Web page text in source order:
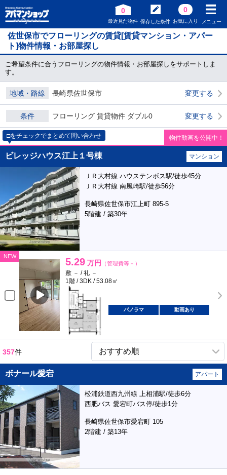
0
最近見た物件 保存した条件
0
お気に入り メニュー
佐世保市でフローリングの賃貸[賃貸マンション・アパー
ト]物件情報・お部屋探し
ご希望条件に合うフローリングの物件情報・お部屋探しをサポートしま
す。
地域・路線 長崎県佐世保市 変更する
条件 フローリング 賃貸物件 ダブル0 変更する
□をチェックでまとめて問い合わせ 物件動画を公開中！
ビレッジハウス江上１号棟 マンション
ＪＲ大村線 ハウステンボス駅/徒歩45分
ＪＲ大村線 南風崎駅/徒歩56分
長崎県佐世保市江上町 895-5
5階建 / 築30年
NEW 5.29 万円 （管理費等－）
敷 － / 礼 －
1階 / 3DK / 53.08㎡
パノラマ 動画あり
357件
ボナール愛宕 アパート
松浦鉄道西九州線 上相浦駅/徒歩6分
西肥バス 愛宕町バス停/徒歩1分
長崎県佐世保市愛宕町 105
2階建 / 築13年